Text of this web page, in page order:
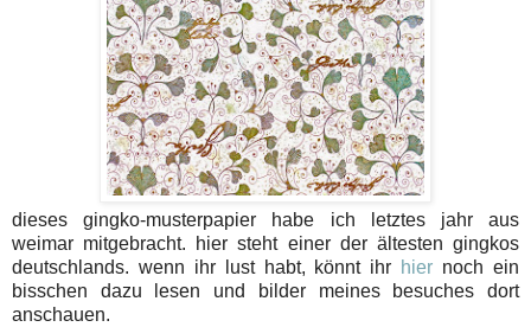
dieses gingko-musterpapier habe ich letztes jahr aus
weimar mitgebracht. hier steht einer der ältesten gingkos
deutschlands. wenn ihr lust habt, könnt ihr hier noch ein
bisschen dazu lesen und bilder meines besuches dort
anschauen.